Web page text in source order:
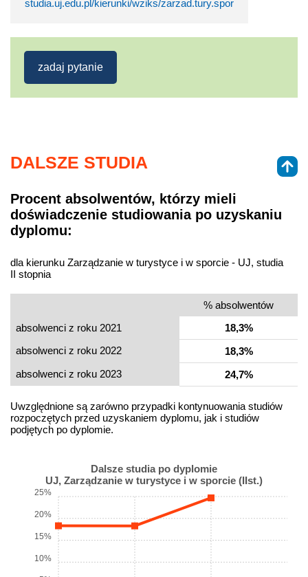
studia.uj.edu.pl/kierunki/wziks/zarzad.tury.spor
zadaj pytanie
DALSZE STUDIA
Procent absolwentów, którzy mieli
doświadczenie studiowania po uzyskaniu
dyplomu:
dla kierunku Zarządzanie w turystyce i w sporcie - UJ, studia
II stopnia
% absolwentów
absolwenci z roku 2021
18,3%
absolwenci z roku 2022
18,3%
absolwenci z roku 2023
24,7%
Uwzględnione są zarówno przypadki kontynuowania studiów
rozpoczętych przed uzyskaniem dyplomu, jak i studiów
podjętych po dyplomie.
Dalsze studia po dyplomie
UJ, Zarządzanie w turystyce i w sporcie (IIst.)
10%
15%
20%
25%